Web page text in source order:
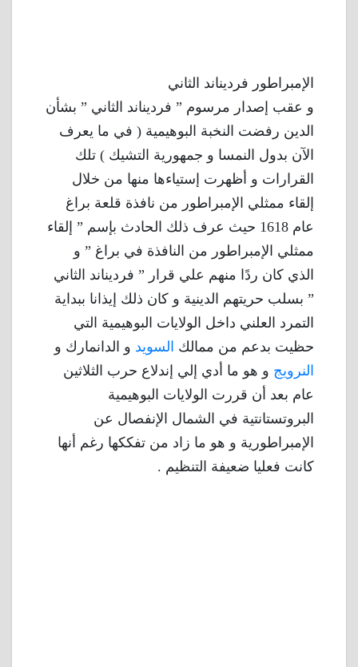
الإمبراطور فرديناند الثاني
و عقب إصدار مرسوم ” فرديناند الثاني ” بشأن
الدين رفضت النخبة البوهيمية ( في ما يعرف
الآن بدول النمسا و جمهورية التشيك ) تلك
القرارات و أظهرت إستياءها منها من خلال
إلقاء ممثلي الإمبراطور من نافذة قلعة براغ
عام 1618 حيث عرف ذلك الحادث بإسم ” إلقاء
ممثلي الإمبراطور من النافذة في براغ ” و
الذي كان ردًا منهم علي قرار ” فرديناند الثاني
” بسلب حريتهم الدينية و كان ذلك إيذانا ببداية
التمرد العلني داخل الولايات البوهيمية التي
حظيت بدعم من ممالك السويد و الدانمارك و
النرويج و هو ما أدي إلي إندلاع حرب الثلاثين
عام بعد أن قررت الولايات البوهيمية
البروتستانتية في الشمال الإنفصال عن
الإمبراطورية و هو ما زاد من تفككها رغم أنها
كانت فعليا ضعيفة التنظيم .